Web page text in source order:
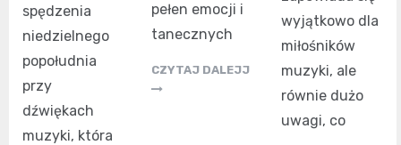
spędzenia
niedzielnego
popołudnia
przy
dźwiękach
muzyki, która
pełen emocji i
tanecznych
CZYTAJ DALEJJ
wyjątkowo dla
miłośników
muzyki, ale
równie dużo
uwagi, co